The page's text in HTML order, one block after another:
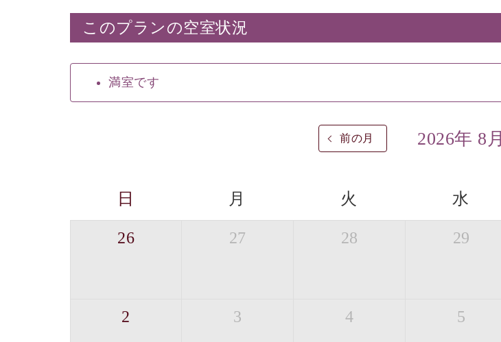
このプランの空室状況
満室です
前の月 2026年 8月
日 月 火 水
26 27 28 29
2 3 4 5